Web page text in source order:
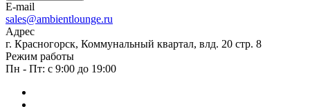
E-mail
sales@ambientlounge.ru
Адрес
г. Красногорск, Коммунальный квартал, влд. 20 стр. 8
Режим работы
Пн - Пт: с 9:00 до 19:00